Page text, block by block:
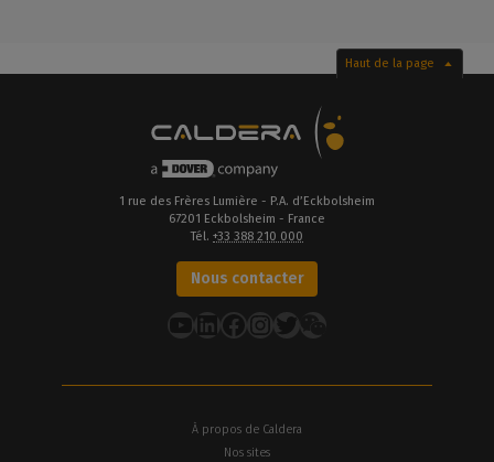
Haut de la page
1 rue des Frères Lumière - P.A. d’Eckbolsheim
67201 Eckbolsheim - France
Tél. +33 388 210 000
Nous contacter
YouTube
LinkedIn
Facebook
Instagram
Twitter
À propos de Caldera
Nos sites